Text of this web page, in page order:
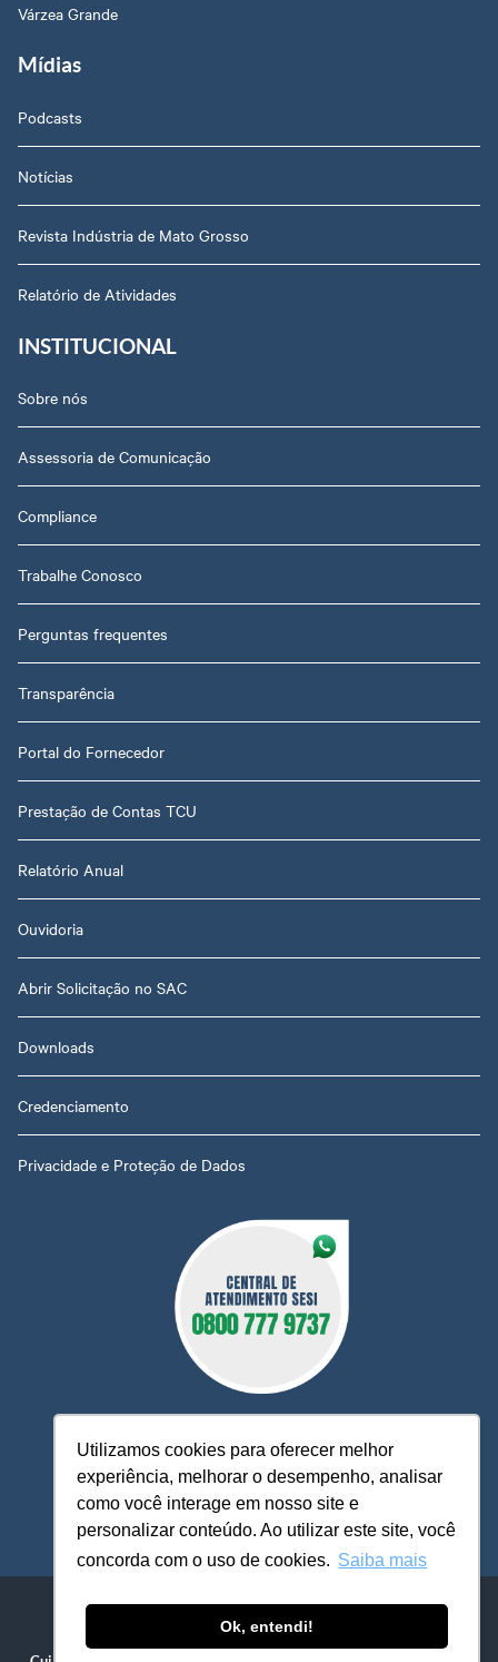
Utilizamos cookies para oferecer melhor
experiência, melhorar o desempenho, analisar
como você interage em nosso site e
personalizar conteúdo. Ao utilizar este site, você
concorda com o uso de cookies. Saiba mais
Ok, entendi!
Várzea Grande
Mídias
Podcasts
Notícias
Revista Indústria de Mato Grosso
Relatório de Atividades
INSTITUCIONAL
Sobre nós
Assessoria de Comunicação
Compliance
Trabalhe Conosco
Perguntas frequentes
Transparência
Portal do Fornecedor
Prestação de Contas TCU
Relatório Anual
Ouvidoria
Abrir Solicitação no SAC
Downloads
Credenciamento
Privacidade e Proteção de Dados
O Sesi MT está à sua disposição, pronto para esclarecer
dúvidas, receber reclamações, sugestões e firmar parcerias,
visando sempre oferecer melhores serviços e atendimento.
Sistema FIEMT / SESI-MT - ​​Serviço Social da Indústria
Avenida Historiador Rubens de Mendonça, 4.193 - Centro Político